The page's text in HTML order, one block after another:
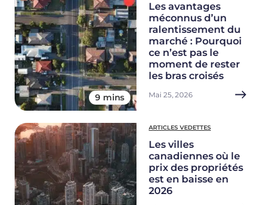
9 mins
Les avantages
méconnus d’un
ralentissement du
marché : Pourquoi
ce n’est pas le
moment de rester
les bras croisés
Mai 25, 2026
ARTICLES VEDETTES
Les villes
canadiennes où le
prix des propriétés
est en baisse en
2026